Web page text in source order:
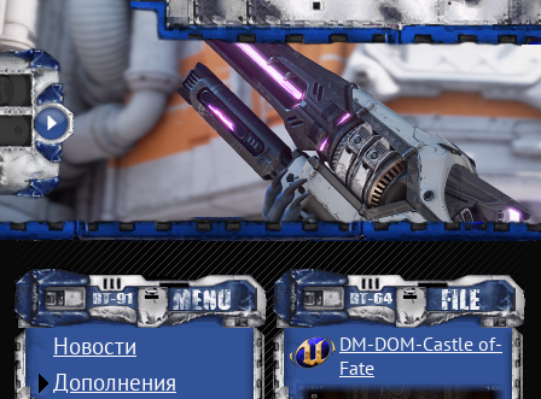
Новости
Дополнения
DM-DOM-Castle of­
Fate